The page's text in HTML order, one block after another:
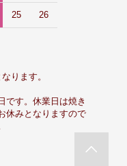
25 26
ります。
です。休業日は焼き
休みとなりますので